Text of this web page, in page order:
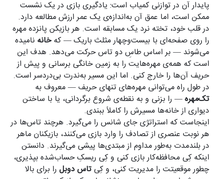
پایدار آن در توازنی کمیاب است: یادگیری بازی در یک نشست
ممکن است، اما عمق آن به‌اندازه‌ی یک عمر ارزش مطالعه دارد.
در قلب خود، تخته نرد یک مسابقه است. هر بازیکن پانزده مهره
را روی صفحه‌ای با بیست‌وچهار مثلث باریک — کهخانه نامیده
می‌شوند — بر اساس طاسِ دو تاس حرکت می‌دهد. هدف این
است که همه‌ی مهره‌هایت را به زمین خانگی برسانی و پیش از
حریف آن‌ها را خارج کنی. اما این مسیر به‌ندرت بی‌دردسر است.
در طول راه می‌توانی مهره‌های تنهای حریف — معروف به
تک‌مهره— را بزنی و به نقطه‌ی شروع برگردانی، یا با ساختن
دیواری از خانه‌ها مسیرش را کاملاً ببندی.
اینجاست که استراتژی جای شانس را می‌گیرد. هرچند تاس‌ها در
هر نوبت عنصری از تصادف را وارد بازی می‌کنند، بازیکنان ماهر
در بلندمدت به‌طور مداوم از مبتدی‌ها پیشی می‌گیرند. دانستن
اینکه کِی محافظه‌کار بازی کنی و کِی ریسکِ حساب‌شده بپذیری،
چطور موقعیتت را مدیریت کنی، و کِی تاس دوبل را برای بالا